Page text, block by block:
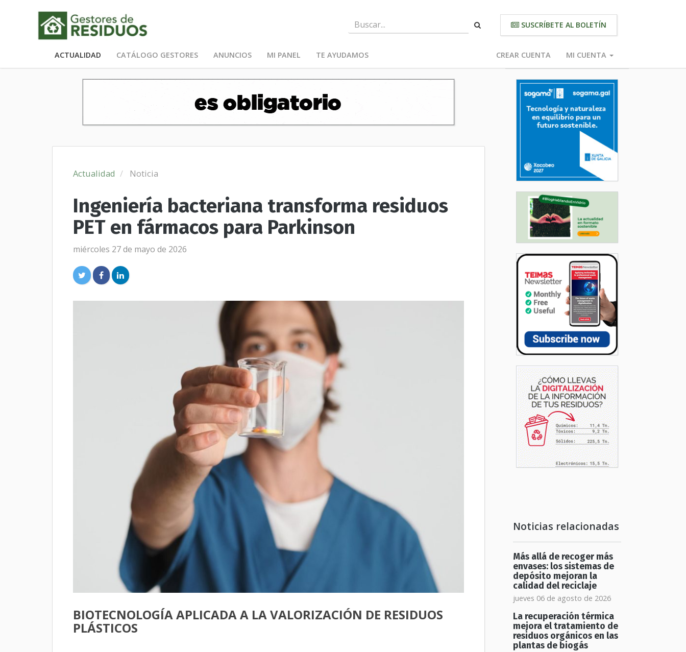
SUSCRÍBETE AL BOLETÍN
ACTUALIDAD CATÁLOGO GESTORES ANUNCIOS MI PANEL TE AYUDAMOS CREAR CUENTA MI CUENTA
Actualidad Noticia
Ingeniería bacteriana transforma residuos
PET en fármacos para Parkinson
miércoles 27 de mayo de 2026
BIOTECNOLOGÍA APLICADA A LA VALORIZACIÓN DE RESIDUOS
PLÁSTICOS
Noticias relacionadas
Más allá de recoger más
envases: los sistemas de
depósito mejoran la
calidad del reciclaje
jueves 06 de agosto de 2026
La recuperación térmica
mejora el tratamiento de
residuos orgánicos en las
plantas de biogás